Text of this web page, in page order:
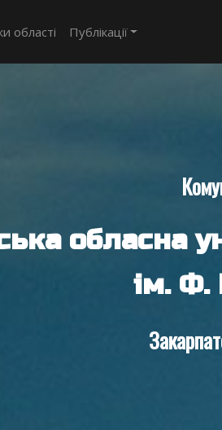
області Публікації
обласна
ім. Ф.